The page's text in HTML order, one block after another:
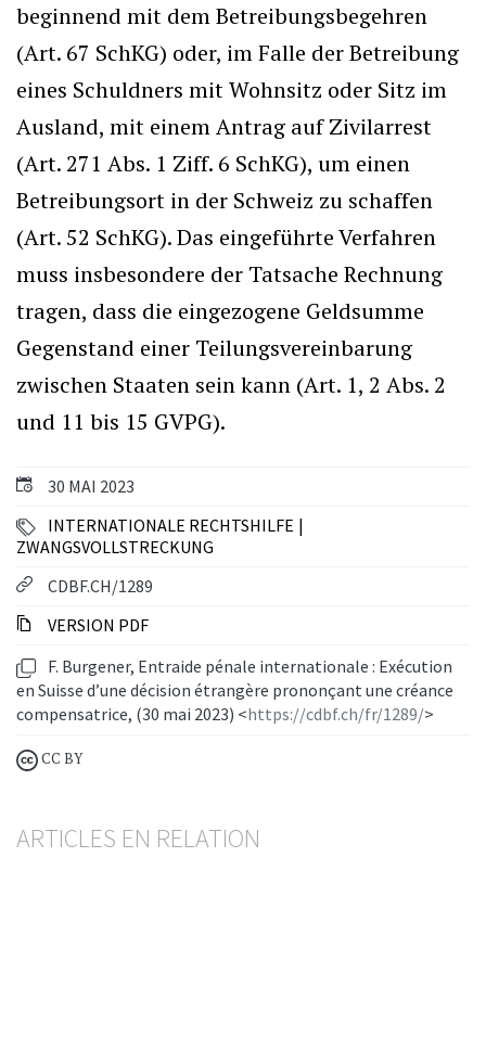
30 MAI 2023
INTERNATIONALE RECHTSHILFE
ZWANGSVOLLSTRECKUNG
CDBF.CH/1289
VERSION PDF
F. Burgener, Entraide pénale internationale : Exécution
en Suisse d’une décision étrangère prononçant une créance
compensatrice, (30 mai 2023) <https://cdbf.ch/fr/1289/>
CC BY
ARTICLES EN RELATION
beginnend mit dem Betreibungsbegehren
(Art. 67 SchKG) oder, im Falle der Betreibung
eines Schuldners mit Wohnsitz oder Sitz im
Ausland, mit einem Antrag auf Zivilarrest
(Art. 271 Abs. 1 Ziff. 6 SchKG), um einen
Betreibungsort in der Schweiz zu schaffen
(Art. 52 SchKG). Das eingeführte Verfahren
muss insbesondere der Tatsache Rechnung
tragen, dass die eingezogene Geldsumme
Gegenstand einer Teilungsvereinbarung
zwischen Staaten sein kann (Art. 1, 2 Abs. 2
und 11 bis 15 GVPG).